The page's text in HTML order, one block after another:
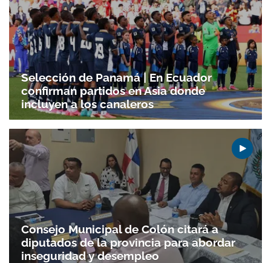
Selección de Panamá | En Ecuador
confirman partidos en Asia donde
incluyen a los canaleros
Consejo Municipal de Colón citará a
diputados de la provincia para abordar
inseguridad y desempleo